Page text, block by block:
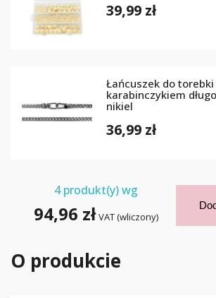
39,99 zł
Łańcuszek do torebki
karabinczykiem
nikiel
36,99 zł
4produkt(y) wg
94,96 zł VAT (wliczony)
O produkcie